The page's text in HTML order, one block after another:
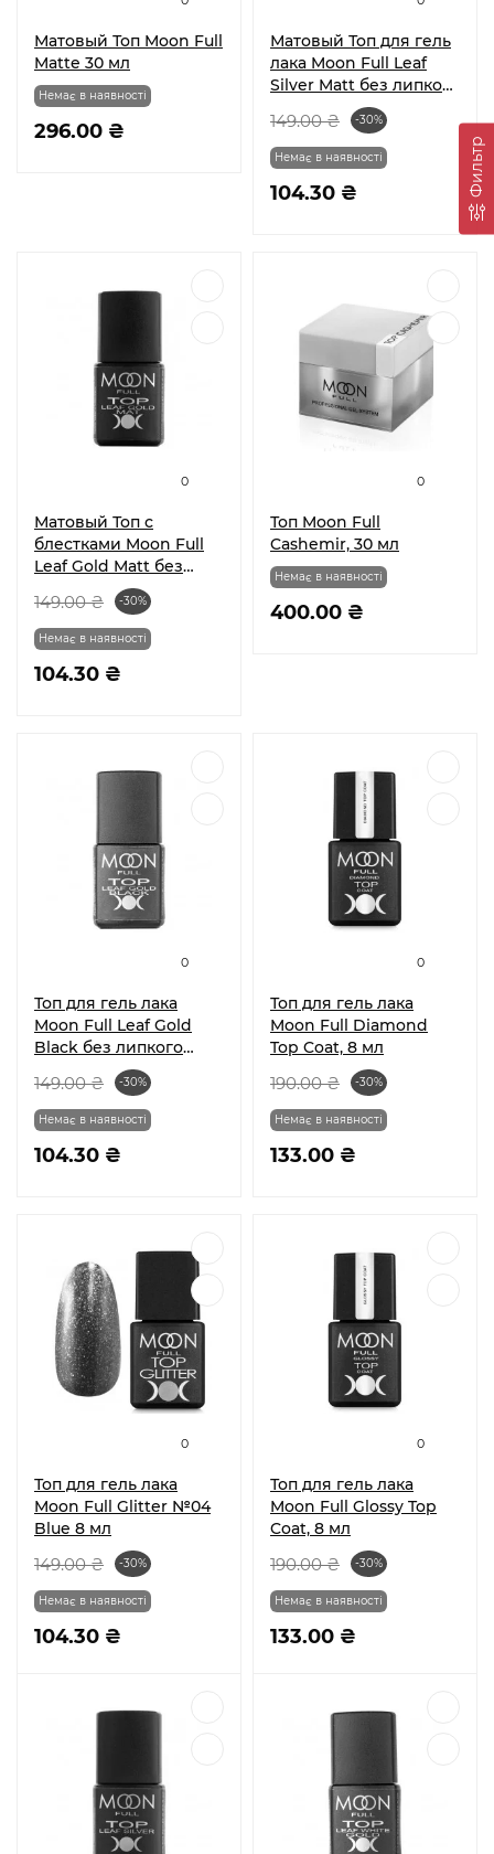
Фильтр
Матовый Топ Moon Full
Matte 30 мл
296.00 ₴
Немає в наявності
Матовый Топ для гель
лака Moon Full Leaf
Silver Matt без липкого
149.00 ₴ -30%
104.30 ₴
Немає в наявності
0
Матовый Топ с
блестками Moon Full
Leaf Gold Matt без
липкого слоя 8 мл
149.00 ₴ -30%
104.30 ₴
Немає в наявності
0
Топ Moon Full
Cashemir, 30 мл
400.00 ₴
Немає в наявності
0
Топ для гель лака
Moon Full Leaf Gold
Black без липкого
149.00 ₴ -30%
104.30 ₴
Немає в наявності
0
Топ для гель лака
Moon Full Diamond
Top Coat, 8 мл
190.00 ₴ -30%
133.00 ₴
Немає в наявності
0
Топ для гель лака
Moon Full Glitter №04
Blue 8 мл
149.00 ₴ -30%
104.30 ₴
Немає в наявності
0
Топ для гель лака
Moon Full Glossy Top
Coat, 8 мл
190.00 ₴ -30%
133.00 ₴
Немає в наявності